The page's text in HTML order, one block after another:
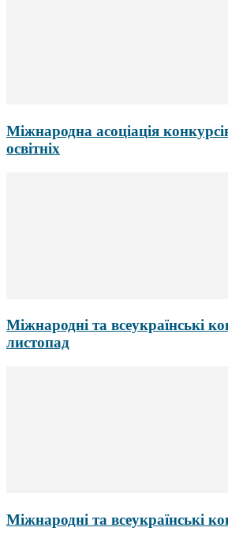
Міжнародна асоціація
освітніх
Міжнародні та всеукраїнські
листопад
Міжнародні та всеукраїнські